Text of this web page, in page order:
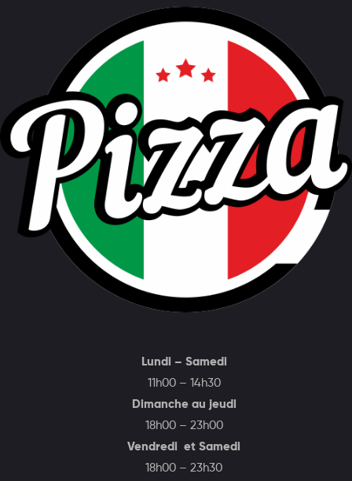
Lundi – Samedi
11h00 – 14h30
Dimanche au jeudi
18h00 – 23h00
Vendredi et Samedi
18h00 – 23h30